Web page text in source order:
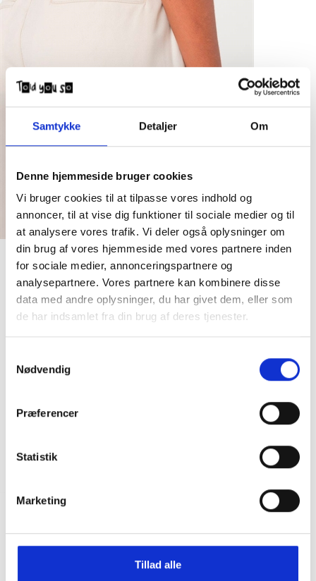
Samtykke Detaljer Om
Denne hjemmeside bruger cookies
Vi bruger cookies til at tilpasse vores indhold og
annoncer, til at vise dig funktioner til sociale medier og til
at analysere vores trafik. Vi deler også oplysninger om
din brug af vores hjemmeside med vores partnere inden
for sociale medier, annonceringspartnere og
analysepartnere. Vores partnere kan kombinere disse
data med andre oplysninger, du har givet dem, eller som
de har indsamlet fra din brug af deres tjenester.
Nødvendig
Præferencer
Statistik
Marketing
Tillad alle
Dickies Girls Pants Elizaville Whitecap
Grey
DKK200,00 550,00